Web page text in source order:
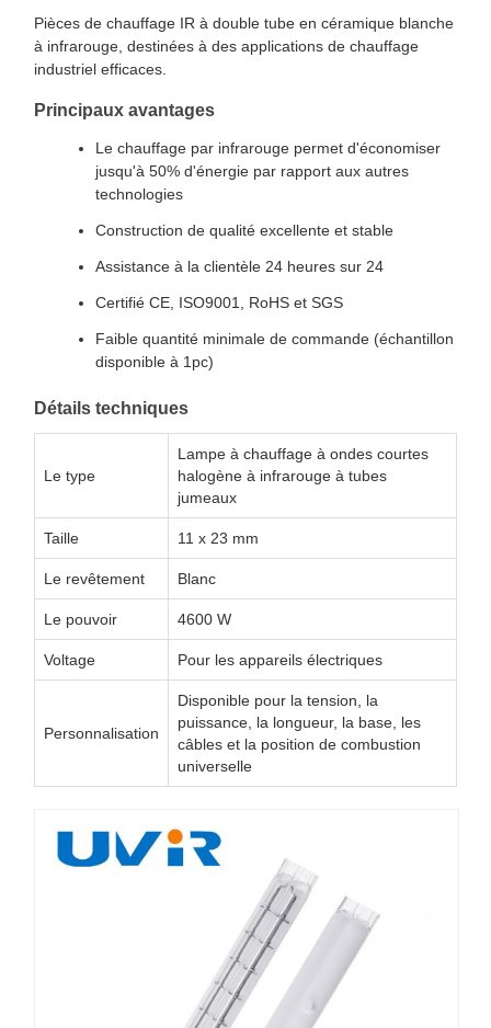
Pièces de chauffage IR à double tube en céramique blanche
à infrarouge, destinées à des applications de chauffage
industriel efficaces.
Principaux avantages
Le chauffage par infrarouge permet d'économiser
jusqu'à 50% d'énergie par rapport aux autres
technologies
Construction de qualité excellente et stable
Assistance à la clientèle 24 heures sur 24
Certifié CE, ISO9001, RoHS et SGS
Faible quantité minimale de commande (échantillon
disponible à 1pc)
Détails techniques
Le type
Lampe à chauffage à ondes courtes
halogène à infrarouge à tubes
jumeaux
Taille 11 x 23 mm
Le revêtement Blanc
Le pouvoir 4600 W
Voltage Pour les appareils électriques
Personnalisation
Disponible pour la tension, la
puissance, la longueur, la base, les
câbles et la position de combustion
universelle